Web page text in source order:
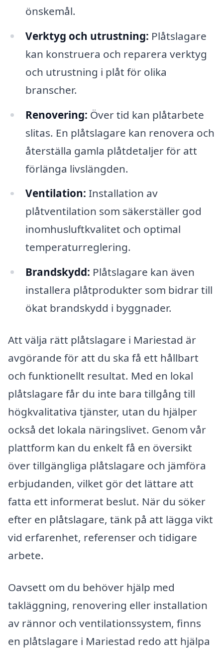
önskemål.
Verktyg och utrustning: Plåtslagare
kan konstruera och reparera verktyg
och utrustning i plåt för olika
branscher.
Renovering: Över tid kan plåtarbete
slitas. En plåtslagare kan renovera och
återställa gamla plåtdetaljer för att
förlänga livslängden.
Ventilation: Installation av
plåtventilation som säkerställer god
inomhusluftkvalitet och optimal
temperaturreglering.
Brandskydd: Plåtslagare kan även
installera plåtprodukter som bidrar till
ökat brandskydd i byggnader.
Att välja rätt plåtslagare i Mariestad är
avgörande för att du ska få ett hållbart
och funktionellt resultat. Med en lokal
plåtslagare får du inte bara tillgång till
högkvalitativa tjänster, utan du hjälper
också det lokala näringslivet. Genom vår
plattform kan du enkelt få en översikt
över tillgängliga plåtslagare och jämföra
erbjudanden, vilket gör det lättare att
fatta ett informerat beslut. När du söker
efter en plåtslagare, tänk på att lägga vikt
vid erfarenhet, referenser och tidigare
arbete.
Oavsett om du behöver hjälp med
takläggning, renovering eller installation
av rännor och ventilationssystem, finns
en plåtslagare i Mariestad redo att hjälpa